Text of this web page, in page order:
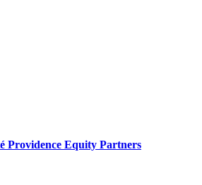
Providence Equity Partners